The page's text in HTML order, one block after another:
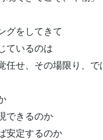
グをしてきて
ているのは
任せ、その場限り、で
できるのか
安定するのか